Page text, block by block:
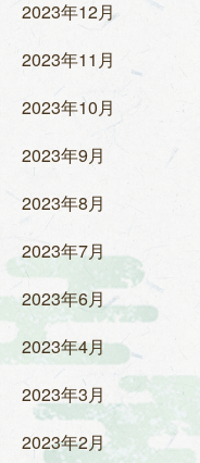
2023年12月
2023年11月
2023年10月
2023年9月
2023年8月
2023年7月
2023年6月
2023年4月
2023年3月
2023年2月